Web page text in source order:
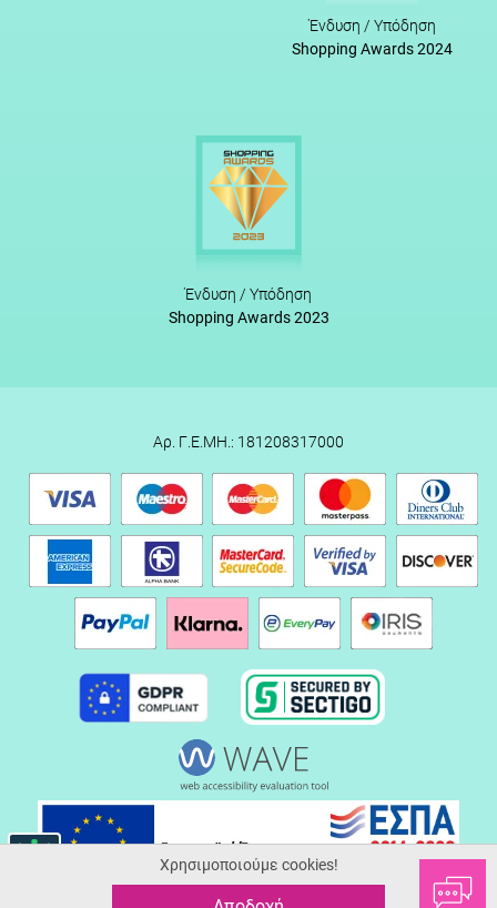
Ένδυση / Υπόδηση
Shopping Awards 2024
Ένδυση / Υπόδηση
Shopping Awards 2023
Αρ. Γ.Ε.ΜΗ.: 181208317000
Χρησιμοποιούμε cookies!